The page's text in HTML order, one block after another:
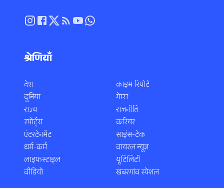
श्रेणियाँ
देश
दुनिया
राज्य
स्पोर्ट्स
एंटरटेनमेंट
धर्म-कर्म
लाइफस्टाइल
वीडियो
क्राइम रिपोर्ट
गेम्स
राजनीति
करियर
साइंस-टेक
वायरल न्यूज़
यूटिलिटी
खबरगांव स्पेशल